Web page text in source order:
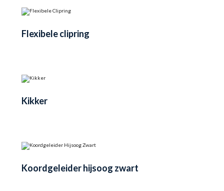
Flexibele clipring
Kikker
Koordgeleider hijsoog zwart